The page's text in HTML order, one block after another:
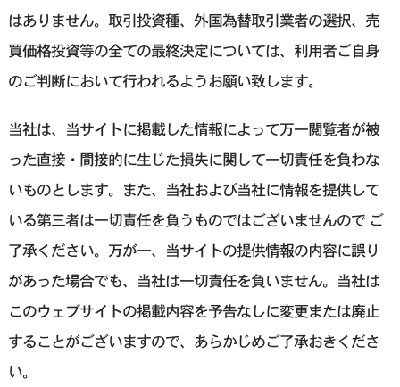
はありません。取引投資種、外国為替取引業者の選択、売
買価格投資等の全ての最終決定については、利用者ご自身
のご判断において行われるようお願い致します。
当社は、当サイトに掲載した情報によって万一閲覧者が被
った直接・間接的に生じた損失に関して一切責任を負わな
いものとします。また、当社および当社に情報を提供して
いる第三者は一切責任を負うものではございませんので ご
了承ください。万が一、当サイトの提供情報の内容に誤り
があった場合でも、当社は一切責任を負いません。当社は
このウェブサイトの掲載内容を予告なしに変更または廃止
することがございますので、あらかじめご了承おきくださ
い。